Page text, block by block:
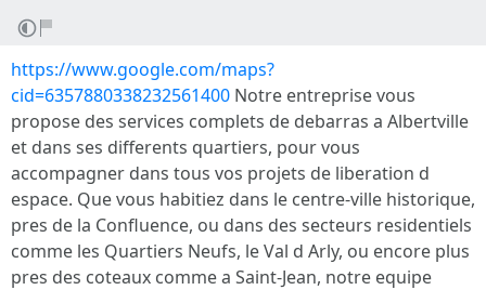
https://www.google.com/maps?
cid=6357880338232561400 Notre entreprise vous
propose des services complets de debarras a Albertville
et dans ses differents quartiers, pour vous
accompagner dans tous vos projets de liberation d
espace. Que vous habitiez dans le centre-ville historique,
pres de la Confluence, ou dans des secteurs residentiels
comme les Quartiers Neufs, le Val d Arly, ou encore plus
pres des coteaux comme a Saint-Jean, notre equipe